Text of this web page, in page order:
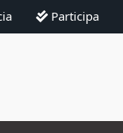
Participa